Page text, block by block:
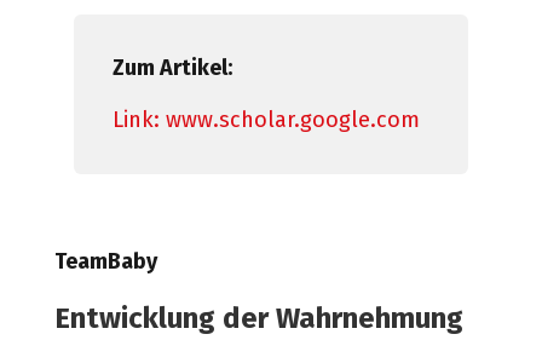
Zum Artikel:
Link: www.scholar.google.com
TeamBaby
Entwicklung der Wahrnehmung